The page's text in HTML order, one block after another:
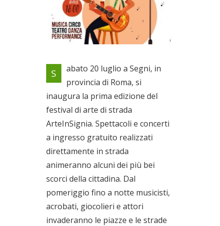
La prima edizione del festival
di arte di strada
Il 20/07/2019
S
abato 20 luglio a Segni, in
provincia di Roma, si
inaugura la prima edizione del
festival di arte di strada
ArteInSignia. Spettacoli e concerti
a ingresso gratuito realizzati
direttamente in strada
animeranno alcuni dei più bei
scorci della cittadina. Dal
pomeriggio fino a notte musicisti,
acrobati, giocolieri e attori
invaderanno le piazze e le strade